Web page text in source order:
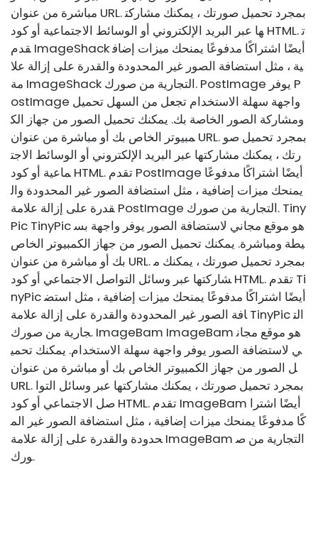
مباشرة من عنوان URL. بمجرد تحميل صورتك ، يمكنك مشاركت
ها عبر البريد الإلكتروني أو الوسائط الاجتماعية أو كود HTML. ت
قدم ImageShack أيضًا اشتراكًا مدفوعًا يمنحك ميزات إضاف
ية ، مثل استضافة الصور غير المحدودة والقدرة على إزالة علا
مة ImageShack التجارية من صورك. PostImage يوفر P
ostImage واجهة سهلة الاستخدام تجعل من السهل تحميل
ومشاركة الصور الخاصة بك. يمكنك تحميل الصور من جهاز الك
مبيوتر الخاص بك أو مباشرة من عنوان URL. بمجرد تحميل صو
رتك ، يمكنك مشاركتها عبر البريد الإلكتروني أو الوسائط الاجت
ماعية أو كود HTML. تقدم PostImage أيضًا اشتراكًا مدفوعًا
يمنحك ميزات إضافية ، مثل استضافة الصور غير المحدودة وال
قدرة على إزالة علامة PostImage التجارية من صورك. Tiny
Pic TinyPic هو موقع مجاني لاستضافة الصور يوفر واجهة بس
يطة ومباشرة. يمكنك تحميل الصور من جهاز الكمبيوتر الخاص
بك أو مباشرة من عنوان URL. بمجرد تحميل صورتك ، يمكنك م
شاركتها عبر وسائل التواصل الاجتماعي أو كود HTML. تقدم Ti
nyPic أيضًا اشتراكًا مدفوعًا يمنحك ميزات إضافية ، مثل استض
افة الصور غير المحدودة والقدرة على إزالة علامة TinyPic الت
جارية من صورك. ImageBam ImageBam هو موقع مجان
ي لاستضافة الصور يوفر واجهة سهلة الاستخدام. يمكنك تحمي
ل الصور من جهاز الكمبيوتر الخاص بك أو مباشرة من عنوان
URL. بمجرد تحميل صورتك ، يمكنك مشاركتها عبر وسائل التوا
صل الاجتماعي أو كود HTML. تقدم ImageBam أيضًا اشترا
كًا مدفوعًا يمنحك ميزات إضافية ، مثل استضافة الصور غير الم
حدودة والقدرة على إزالة علامة ImageBam التجارية من ص
ورك.